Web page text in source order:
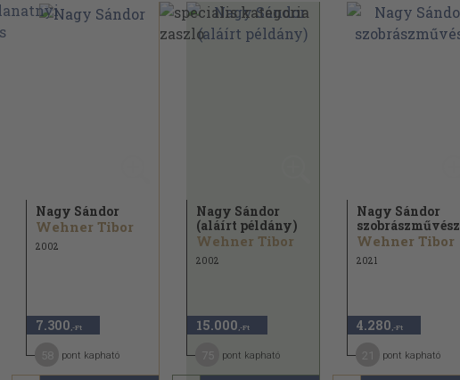
Nagy Sándor
Wehner Tibor
2002
7.300 ,-Ft
pont kapható
Nagy Sándor
(aláírt példány)
Wehner Tibor
2002
15.000 ,-Ft
pont kapható
Nagy Sándor
szobrászművész
Wehner Tibor
2021
4.280 ,-Ft
pont kapható